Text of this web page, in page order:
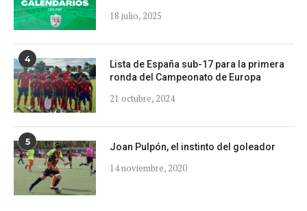
18 julio, 2025
4
Lista de España sub-17 para la primera
ronda del Campeonato de Europa
21 octubre, 2024
5 Joan Pulpón, el instinto del goleador
14 noviembre, 2020